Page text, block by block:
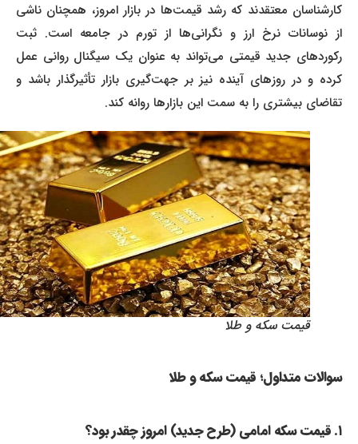
کارشناسان معتقدند که رشد قیمت‌ها در بازار امروز، همچنان ناشی
از نوسانات نرخ ارز و نگرانی‌ها از تورم در جامعه است. ثبت
رکوردهای جدید قیمتی می‌تواند به عنوان یک سیگنال روانی عمل
کرده و در روزهای آینده نیز بر جهت‌گیری بازار تأثیرگذار باشد و
تقاضای بیشتری را به سمت این بازارها روانه کند.
قیمت سکه و طلا
سوالات متداول؛ قیمت سکه و طلا